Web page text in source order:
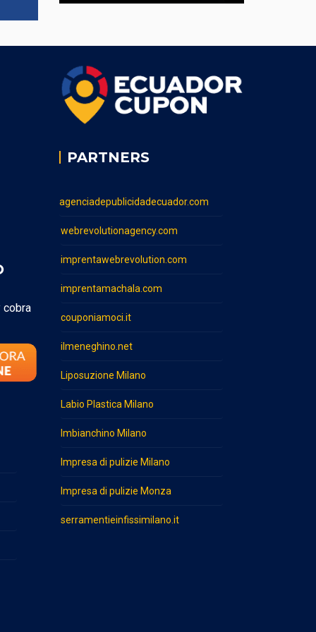
cobra
PARTNERS
agenciadepublicidadecuador.com
webrevolutionagency.com
imprentawebrevolution.com
imprentamachala.com
couponiamoci.it
ilmeneghino.net
Liposuzione Milano
Labio Plastica Milano
Imbianchino Milano
Impresa di pulizie Milano
Impresa di pulizie Monza
serramentieinfissimilano.it